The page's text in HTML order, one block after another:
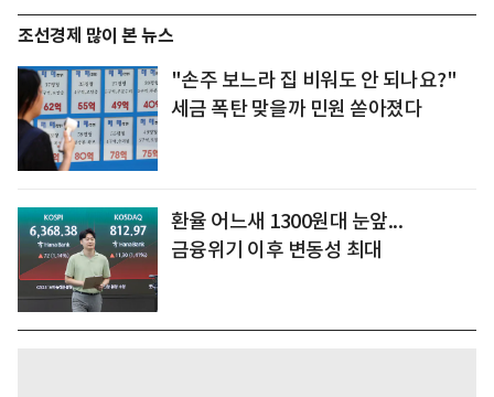
조선경제 많이 본 뉴스
"손주 보느라 집 비워도 안 되나요?"
세금 폭탄 맞을까 민원 쏟아졌다
환율 어느새 1300원대 눈앞...
금융위기 이후 변동성 최대